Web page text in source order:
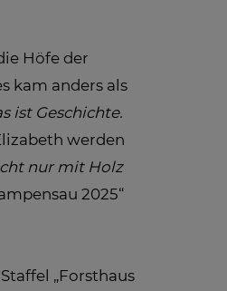
Höfe der
kam anders als
ist Geschichte.
werden
nur mit Holz
2025“
„Forsthaus